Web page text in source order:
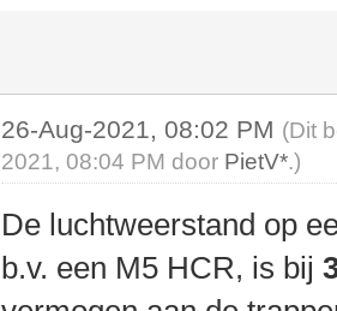
26-Aug-2021, 08:02 PM (Dit
2021, 08:04 PM door PietV*.)
De luchtweerstand op
b.v. een M5 HCR, is bij